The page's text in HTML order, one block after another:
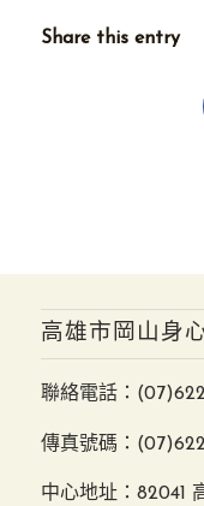
Share this entry
高雄市岡山身
聯絡電話：
傳真號碼：
中心地址：82041